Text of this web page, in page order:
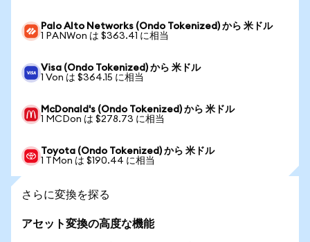
Palo Alto Networks (Ondo Tokenized) から 米ドル
1 PANWon は $363.41 に相当
Visa (Ondo Tokenized) から 米ドル
1 Von は $364.15 に相当
McDonald's (Ondo Tokenized) から 米ドル
1 MCDon は $278.73 に相当
Toyota (Ondo Tokenized) から 米ドル
1 TMon は $190.44 に相当
さらに変換を探る
アセット変換の高度な機能